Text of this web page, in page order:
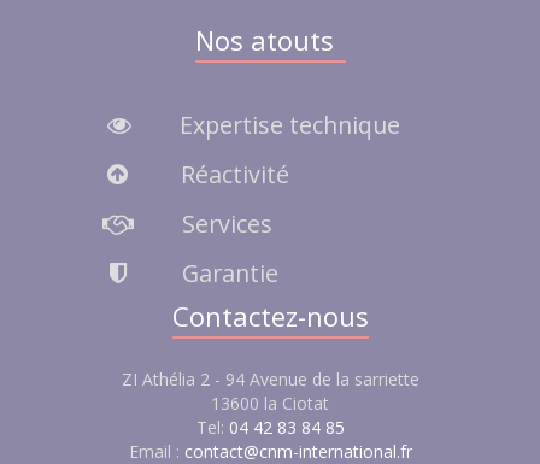
Nos atouts
Expertise technique
Réactivité
Services
Garantie
Contactez-nous
ZI Athélia 2 - 94 Avenue de la sarriette
13600 la Ciotat
Tel: 04 42 83 84 85
Email : contact@cnm-international.fr